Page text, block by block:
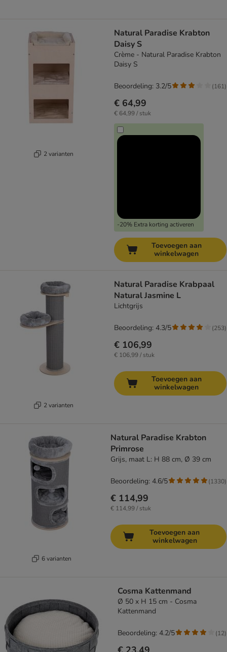
2 varianten
Natural Paradise Krabton
Daisy S
Crème - Natural Paradise Krabton
Daisy S
€ 64,99
€ 64,99 / stuk
-20% Extra korting activeren
Beoordeling: 3.2/5 (161)
Toevoegen aan
winkelwagen
2 varianten
Natural Paradise Krabpaal
Natural Jasmine L
Lichtgrijs
€ 106,99
€ 106,99 / stuk
Beoordeling: 4.3/5 (253)
Toevoegen aan
winkelwagen
6 varianten
Natural Paradise Krabton
Primrose
Grijs, maat L: H 88 cm, Ø 39 cm
€ 114,99
€ 114,99 / stuk
Beoordeling: 4.6/5 (1330)
Toevoegen aan
winkelwagen
Cosma Kattenmand
Ø 50 x H 15 cm - Cosma
Kattenmand
Beoordeling: 4.2/5 (12)